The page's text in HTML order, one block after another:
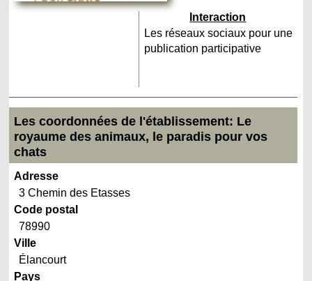
Interaction
Les réseaux sociaux pour une
publication participative
Les coordonnées de l'établissement: Le
royaume des animaux, le paradis pour vos
chats
Adresse
3 Chemin des Etasses
Code postal
78990
Ville
Élancourt
Pays